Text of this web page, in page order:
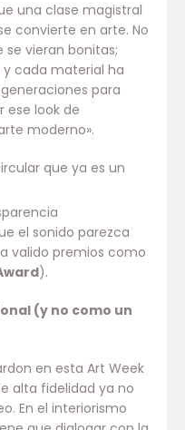
una clase magistral
convierte en arte. No
se vieran bonitas;
cada material ha
para
ese look de
moderno».
que ya es un
el sonido parezca
valido premios como
).
(y no como un
en esta Art Week
alta fidelidad ya no
En el interiorismo